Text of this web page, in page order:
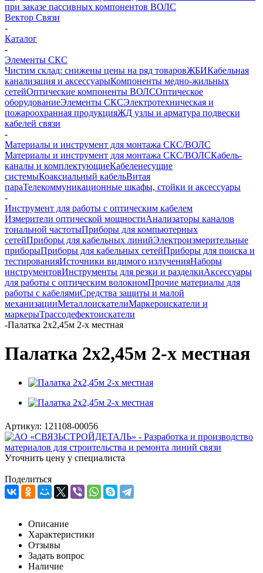
при заказе пассивных компонентов ВОЛС
Вектор Связи
-
Каталог
-
Элементы СКС
Чистим склад: снижены цены на ряд товаровЖБИКабельная
канализация и аксессуарыКомпоненты медно-жильных
сетейОптические компоненты ВОЛСОптическое
оборудованиеЭлементы СКСЭлектротехническая и
пожароохранная продукцияЖД узлы и арматура подвески
кабелей связи
-
Материалы и инструмент для монтажа СКС/ВОЛС
Материалы и инструмент для монтажа СКС/ВОЛСКабель-
каналы и комплектующиеКабеленесущие
системыКоаксиальный кабельВитая
параТелекоммуникационные шкафы, стойки и аксессуары
-
Инструмент для работы с оптическим кабелем
Измерители оптической мощностиАнализаторы каналов
тональной частотыПриборы для компьютерных
сетейПриборы для кабельных линийЭлектроизмерительные
приборыПриборы для кабельных сетейПриборы для поиска и
тестированияИсточники видимого излученияНаборы
инструментовИнструменты для резки и разделкиАксессуары
для работы с оптическим волокномПрочие материалы для
работы с кабелямиСредства защиты и малой
механизацииМеталлоискателиМаркероискатели и
маркерыТрассодефектоискатели
-Палатка 2х2,45м 2-х местная
Палатка 2х2,45м 2-х местная
Артикул: 121108-00056
Уточнить цену у специалиста
Поделиться
Описание
Характеристики
Отзывы
Задать вопрос
Наличие